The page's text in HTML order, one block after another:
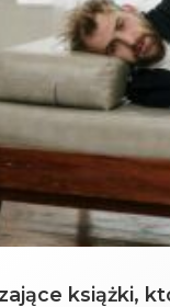
książki,